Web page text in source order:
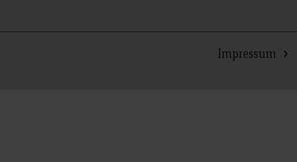
Impressum